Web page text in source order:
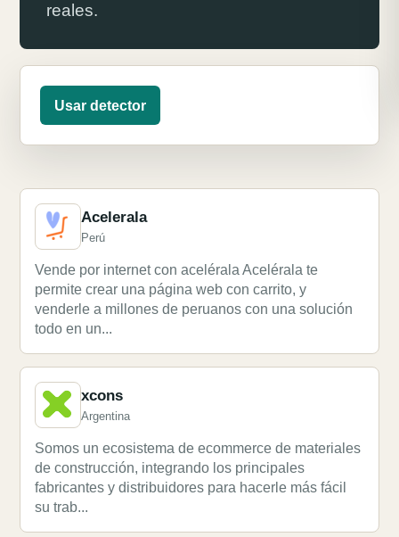
reales.
Usar detector
Acelerala
Perú
Vende por internet con acelérala Acelérala te
permite crear una página web con carrito, y
venderle a millones de peruanos con una solución
todo en un...
xcons
Argentina
Somos un ecosistema de ecommerce de materiales
de construcción, integrando los principales
fabricantes y distribuidores para hacerle más fácil
su trab...